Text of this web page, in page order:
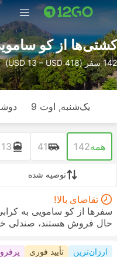
کشتی‌ها از کو
142 سفر (USD 13 – USD 418)
یک‌شنبه, اوت 9
همه142
41
13
توصیه شده
تقاضای بالا!
سفرها از کو سامویی به
حال فروش هستند، صندلی
ارزان‌ترین تأیید فوری